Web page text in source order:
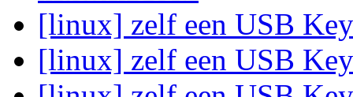
[linux] zelf een USB
[linux] zelf een USB